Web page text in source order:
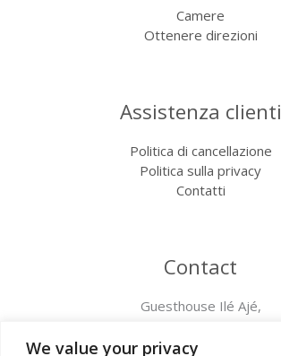
We value your privacy
Camere
Ottenere direzioni
Assistenza clienti
Politica di cancellazione
Politica sulla privacy
Contatti
Contact
Guesthouse Ilé Ajé,
+39 349 620 7898